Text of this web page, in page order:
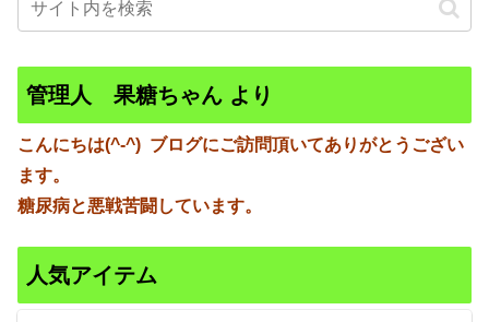
管理人 果糖ちゃん より
こんにちは(^-^) ブログにご訪問頂いてありがとうござい
ます。
糖尿病と悪戦苦闘しています。
人気アイテム